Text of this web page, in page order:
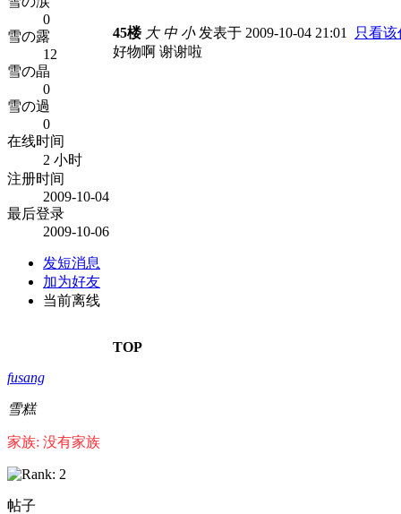
0
雪の露
12
雪の晶
0
雪の過
0
在线时间
2 小时
注册时间
2009-10-04
最后登录
2009-10-06
发短消息
加为好友
当前离线
45楼 大 中 小发表于 2009-10-04 21:01
只看该
好物啊 谢谢啦
TOP
fusang
雪糕
家族: 没有家族
帖子